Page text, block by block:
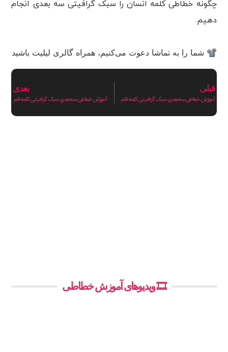
چگونه خطاطی کلمه انسان را سبک گرافیتی سه بعدی انجام
دهیم.
📽 شما را به تماشا دعوت می‌کنیم، همراه گالری لیلیت باشید
قبلی
آموزش خطاطی سه بعدی سبک گرافیتی کلمه قلم
بعدی
آموزش خطاطی سه بعدی سبک گرافیتی کلمه قمر
🎞️ ویدیوهای آموزش خطاطی